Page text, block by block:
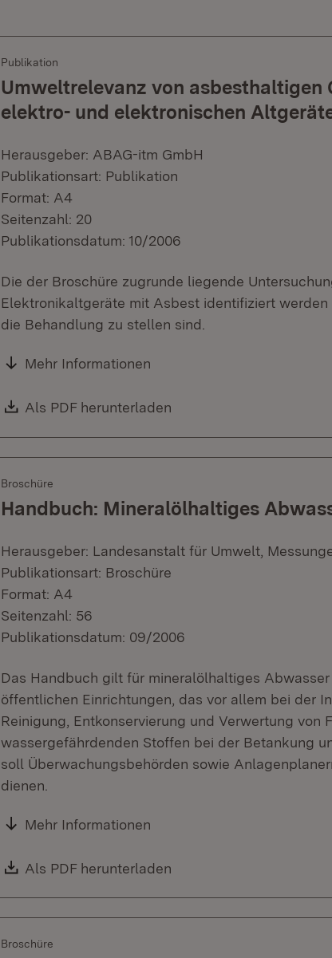
Publikation
Umweltrelevanz von asbesthaltigen
elektro- und elektronischen
Herausgeber: ABAG-itm GmbH
Publikationsart: Publikation
Format: A4
Seitenzahl: 20
Publikationsdatum: 10/2006
Die der Broschüre zugrunde liegende
Elektronikaltgeräte mit Asbest identifiziert
die Behandlung zu stellen sind.
Mehr Informationen
Download:
Als PDF herunterladen
Broschüre
Handbuch: Mineralölhaltiges
Herausgeber: Landesanstalt für Umwelt,
Publikationsart: Broschüre
Format: A4
Seitenzahl: 56
Publikationsdatum: 09/2006
Das Handbuch gilt für mineralölhaltiges
öffentlichen Einrichtungen, das vor allem bei der
Reinigung, Entkonservierung und Verwertung von
wassergefährdenden Stoffen bei der Betankung
soll Überwachungsbehörden sowie
dienen.
Mehr Informationen
Download:
Als PDF herunterladen
Broschüre